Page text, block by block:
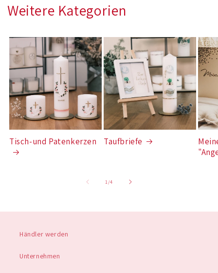
Weitere Kategorien
Tisch-und Patenkerzen Taufbriefe
1 /von
4
Händler werden
Unternehmen